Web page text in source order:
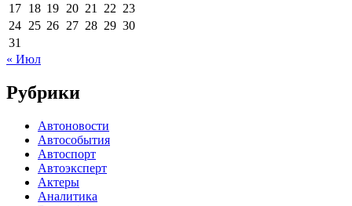
17 18 19 20 21 22 23
24 25 26 27 28 29 30
31
« Июл
Рубрики
Автоновости
Автособытия
Автоспорт
Автоэксперт
Актеры
Аналитика